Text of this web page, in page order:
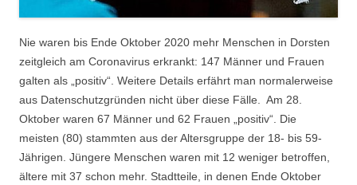
Nie waren bis Ende Oktober 2020 mehr Menschen in Dorsten
zeitgleich am Coronavirus erkrankt: 147 Männer und Frauen
galten als „positiv“. Weitere Details erfährt man normalerweise
aus Datenschutzgründen nicht über diese Fälle. Am 28.
Oktober waren 67 Männer und 62 Frauen „positiv“. Die
meisten (80) stammten aus der Altersgruppe der 18- bis 59-
Jährigen. Jüngere Menschen waren mit 12 weniger betroffen,
ältere mit 37 schon mehr. Stadtteile, in denen Ende Oktober